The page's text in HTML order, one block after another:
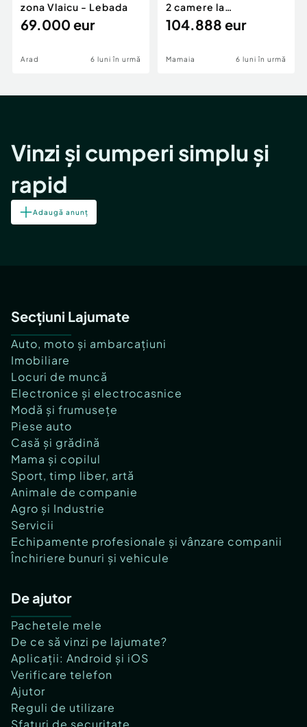
zona Vlaicu - Lebada
69.000 eur
Arad 6 luni în urmă
2 camere la
cheie,langa Mega
104.888 eur
Mamaia 6 luni în urmă
Vinzi și cumperi simplu și
rapid
Adaugă anunț
Secțiuni Lajumate
Auto, moto și ambarcațiuni
Imobiliare
Locuri de muncă
Electronice și electrocasnice
Modă și frumusețe
Piese auto
Casă și grădină
Mama și copilul
Sport, timp liber, artă
Animale de companie
Agro și Industrie
Servicii
Echipamente profesionale și vânzare companii
Închiriere bunuri și vehicule
De ajutor
Pachetele mele
De ce să vinzi pe lajumate?
Aplicații: Android și iOS
Verificare telefon
Ajutor
Reguli de utilizare
Sfaturi de securitate